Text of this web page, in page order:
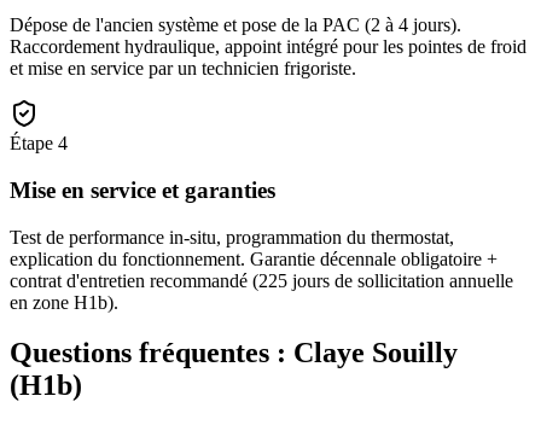
Dépose de l'ancien système et pose de la PAC (2 à 4 jours).
Raccordement hydraulique, appoint intégré pour les pointes de froid
et mise en service par un technicien frigoriste.
Étape 4
Mise en service et garanties
Test de performance in-situ, programmation du thermostat,
explication du fonctionnement. Garantie décennale obligatoire +
contrat d'entretien recommandé (225 jours de sollicitation annuelle
en zone H1b).
Questions fréquentes : Claye Souilly
(H1b)